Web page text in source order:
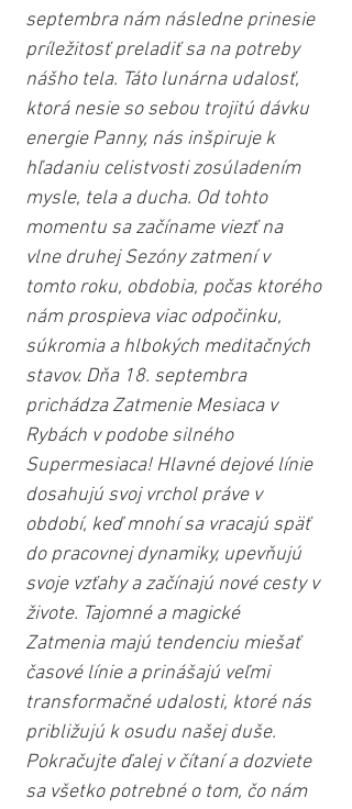
septembra nám následne prinesie
príležitosť preladiť sa na potreby
nášho tela. Táto lunárna udalosť,
ktorá nesie so sebou trojitú dávku
energie Panny, nás inšpiruje k
hľadaniu celistvosti zosúladením
mysle, tela a ducha. Od tohto
momentu sa začíname viezť na
vlne druhej Sezóny zatmení v
tomto roku, obdobia, počas ktorého
nám prospieva viac odpočinku,
súkromia a hlbokých meditačných
stavov. Dňa 18. septembra
prichádza Zatmenie Mesiaca v
Rybách v podobe silného
Supermesiaca! Hlavné dejové línie
dosahujú svoj vrchol práve v
období, keď mnohí sa vracajú späť
do pracovnej dynamiky, upevňujú
svoje vzťahy a začínajú nové cesty v
živote. Tajomné a magické
Zatmenia majú tendenciu miešať
časové línie a prinášajú veľmi
transformačné udalosti, ktoré nás
približujú k osudu našej duše.
Pokračujte ďalej v čítaní a dozviete
sa všetko potrebné o tom, čo nám